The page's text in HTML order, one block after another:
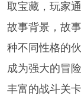
取宝藏，玩家
故事背景，故
种不同性格的
成为强大的冒
丰富的战斗关